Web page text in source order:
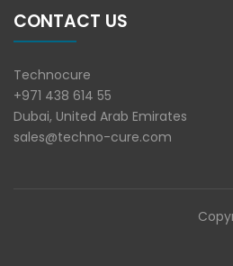
CONTACT US
Technocure
+971 438 614 55
Dubai, United Arab Emirates
sales@techno-cure.com